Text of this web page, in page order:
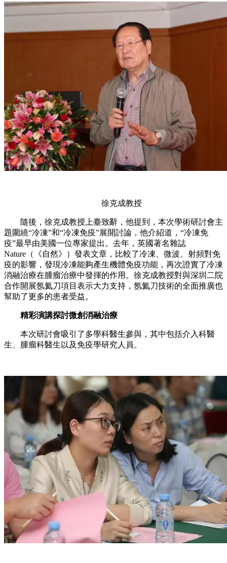
徐克成教授
隨後，徐克成教授上臺致辭，他提到，本次學術研討會主
題圍繞“冷凍”和“冷凍免疫”展開討論，他介紹道，“冷凍免
疫”最早由美國一位專家提出。去年，英國著名雜誌
Nature（《自然》）發表文章，比較了冷凍、微波、射頻對免
疫的影響，發現冷凍能夠產生機體免疫功能，再次證實了冷凍
消融治療在腫瘤治療中發揮的作用。徐克成教授對與深圳二院
合作開展氬氦刀項目表示大力支持，氬氦刀技術的全面推廣也
幫助了更多的患者受益。
精彩演講探討微創消融治療
本次研討會吸引了多學科醫生參與，其中包括介入科醫
生、腫瘤科醫生以及免疫學研究人員。